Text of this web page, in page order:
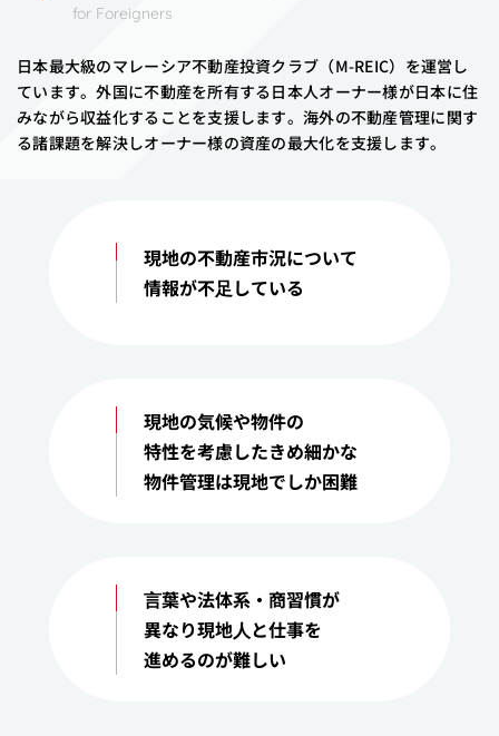
for Foreigners
日本最大級のマレーシア不動産投資クラブ（M-REIC）を運営し
ています。外国に不動産を所有する日本人オーナー様が日本に住
みながら収益化することを支援します。海外の不動産管理に関す
る諸課題を解決しオーナー様の資産の最大化を支援します。
現地の不動産市況について
情報が不⾜している
現地の気候や物件の
特性を考慮したきめ細かな
物件管理は現地でしか困難
⾔葉や法体系・商習慣が
異なり現地⼈と仕事を
進めるのが難しい